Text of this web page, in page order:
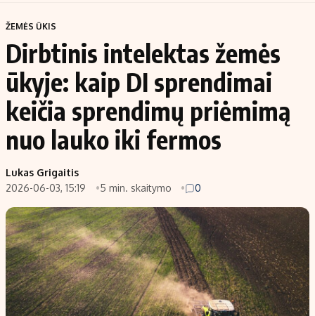
ŽEMĖS ŪKIS
Dirbtinis intelektas žemės
ūkyje: kaip DI sprendimai
keičia sprendimų priėmimą
nuo lauko iki fermos
Lukas Grigaitis
2026-06-03, 15:19
5 min. skaitymo 0